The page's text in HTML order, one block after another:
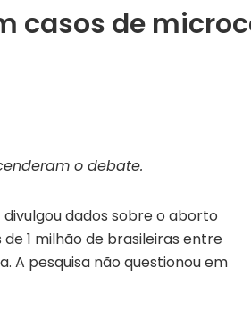
casos de
o debate.
divulgou dados sobre o aborto
1 milhão de brasileiras entre
A pesquisa não questionou em